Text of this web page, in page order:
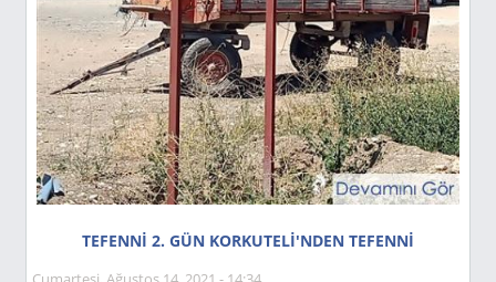
TEFENNİ 2. GÜN KORKUTELİ'NDEN TEFENNİ